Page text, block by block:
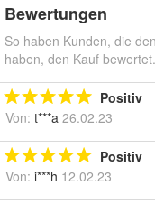
Bewertungen
So haben Kunden, die
haben, den Kauf bewertet.
Positiv
Von: t***a 26.02.23
Positiv
Von: i***h 12.02.23